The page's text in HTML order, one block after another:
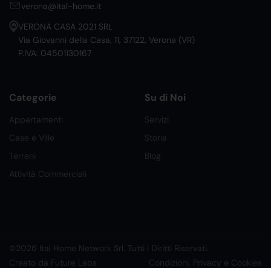
verona@ital-home.it
VERONA CASA 2021 SRL
Via Giovanni della Casa, 11, 37122, Verona (VR)
P.IVA: 04501130167
Categorie
Appartamenti
Case e Ville
Terreni
Attività Commerciali
Su di Noi
Servizi
Storia
Blog
©2026 Ital Home Network Srl. Tutti i Diritti Riservati.
Creato da Future Labs
Condizioni, Privacy e Cookies